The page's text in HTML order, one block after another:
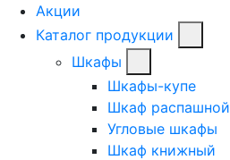
Акции
Каталог продукции
Шкафы
Шкафы-купе
Шкаф распашной
Угловые шкафы
Шкаф книжный